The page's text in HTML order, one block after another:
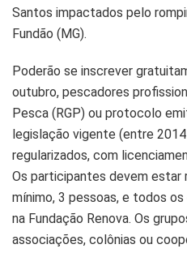
Santos impactados pelo
Fundão (MG).
Poderão se inscrever
outubro, pescadores
Pesca (RGP) ou protocolo
legislação vigente (entre
regularizados, com
Os participantes devem estar
mínimo, 3 pessoas, e todos
na Fundação Renova. Os
associações, colônias ou